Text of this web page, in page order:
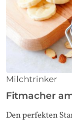
Milchtrinker
Fitmacher
Den perfekten